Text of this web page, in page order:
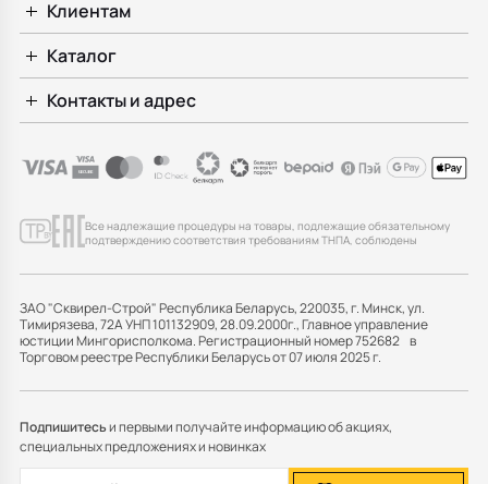
Клиентам
Каталог
Контакты и адрес
Все надлежащие процедуры на товары, подлежащие обязательному
подтверждению соответствия требованиям ТНПА, соблюдены
ЗАО "Сквирел-Строй" Республика Беларусь, 220035, г. Минск, ул.
Тимирязева, 72А УНП 101132909, 28.09.2000г., Главное управление
юстиции Мингорисполкома. Регистрационный номер 752682 в
Торговом реестре Республики Беларусь от 07 июля 2025 г.
Подпишитесьи первыми получайте информацию об акциях,
специальных предложениях и новинках